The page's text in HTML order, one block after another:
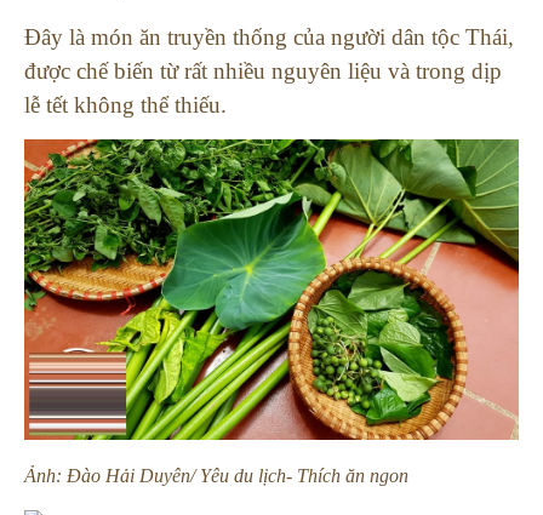
Đây là món ăn truyền thống của người dân tộc Thái,
được chế biến từ rất nhiều nguyên liệu và trong dịp
lễ tết không thể thiếu.
Ảnh: Đào Hải Duyên/ Yêu du lịch- Thích ăn ngon